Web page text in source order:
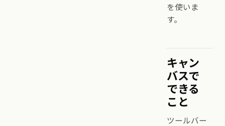
を使いま
す。
キャン
バスで
できる
こと
ツールバー